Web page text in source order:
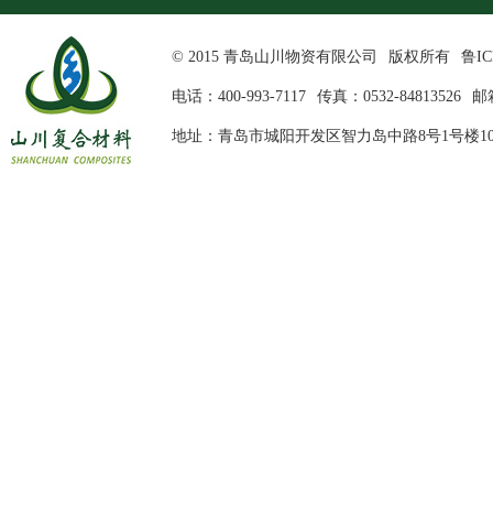
© 2015 青岛山川物资有限公司 版权所有 鲁
电话：400-993-7117 传真：0532-84813526 邮
地址：青岛市城阳开发区智力岛中路8号1号楼